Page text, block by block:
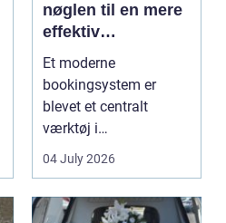
nøglen til en mere
effektiv
klinikhverdag
Et moderne
bookingsystem er
blevet et centralt
værktøj i
sundhedssektoren.
Klinikker, praksis og
beh...
04 July 2026